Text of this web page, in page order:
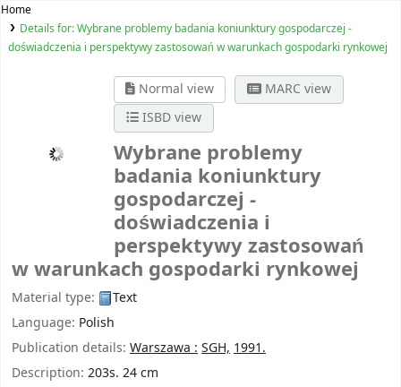
Home
Details for:Wybrane problemy badania koniunktury gospodarczej -
doświadczenia i perspektywy zastosowań w warunkach gospodarki rynkowej
Normal view
MARC view
ISBD view
Wybrane problemy
badania koniunktury
gospodarczej -
doświadczenia i
perspektywy zastosowań
w warunkach gospodarki rynkowej
Material type:
Text
Language: Polish
Publication details: Warszawa : SGH, 1991.
Description: 203s. 24 cm